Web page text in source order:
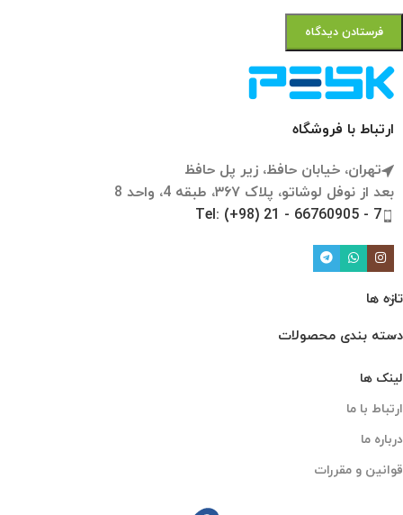
ارتباط با فروشگاه
تهران، خیابان حافظ، زیر پل حافظ
بعد از نوفل لوشاتو، پلاک ۳۶۷، طبقه 4، واحد 8
Tel: (+98) 21 - 66760905 - 7
تازه ها
دسته بندی محصولات
لینک ها
ارتباط با ما
درباره ما
قوانین و مقررات